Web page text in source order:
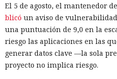
El 5 de agosto, el mantenedor
blicó un aviso de
una puntuación de 9,0 en la
riesgo las aplicaciones en las
generar datos clave —la sola
proyecto no implica riesgo.